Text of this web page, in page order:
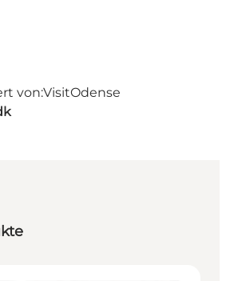
von:VisitOdense